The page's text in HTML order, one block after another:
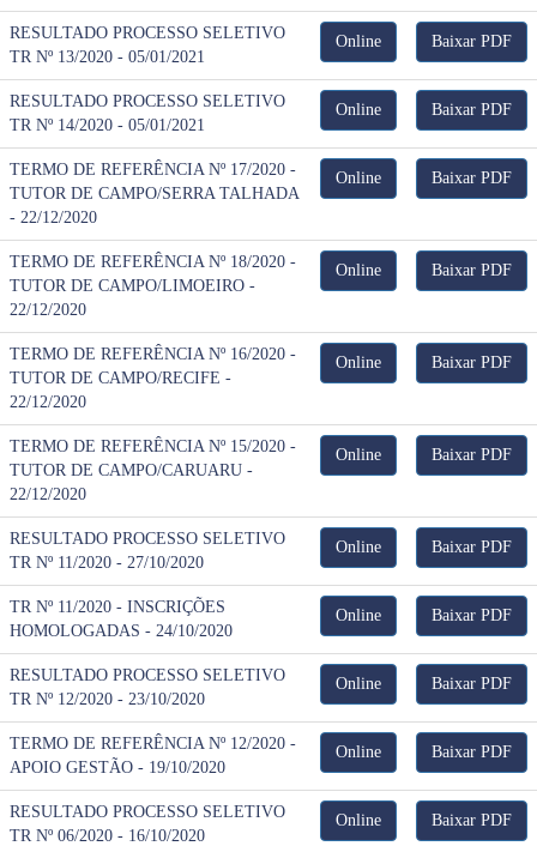
RESULTADO PROCESSO SELETIVO
TR Nº 13/2020 - 05/01/2021
Online Baixar PDF
RESULTADO PROCESSO SELETIVO
TR Nº 14/2020 - 05/01/2021
Online Baixar PDF
TERMO DE REFERÊNCIA Nº 17/2020 -
TUTOR DE CAMPO/SERRA TALHADA
- 22/12/2020
Online Baixar PDF
TERMO DE REFERÊNCIA Nº 18/2020 -
TUTOR DE CAMPO/LIMOEIRO -
22/12/2020
Online Baixar PDF
TERMO DE REFERÊNCIA Nº 16/2020 -
TUTOR DE CAMPO/RECIFE -
22/12/2020
Online Baixar PDF
TERMO DE REFERÊNCIA Nº 15/2020 -
TUTOR DE CAMPO/CARUARU -
22/12/2020
Online Baixar PDF
RESULTADO PROCESSO SELETIVO
TR Nº 11/2020 - 27/10/2020
Online Baixar PDF
TR Nº 11/2020 - INSCRIÇÕES
HOMOLOGADAS - 24/10/2020
Online Baixar PDF
RESULTADO PROCESSO SELETIVO
TR Nº 12/2020 - 23/10/2020
Online Baixar PDF
TERMO DE REFERÊNCIA Nº 12/2020 -
APOIO GESTÃO - 19/10/2020
Online Baixar PDF
RESULTADO PROCESSO SELETIVO
TR Nº 06/2020 - 16/10/2020
Online Baixar PDF